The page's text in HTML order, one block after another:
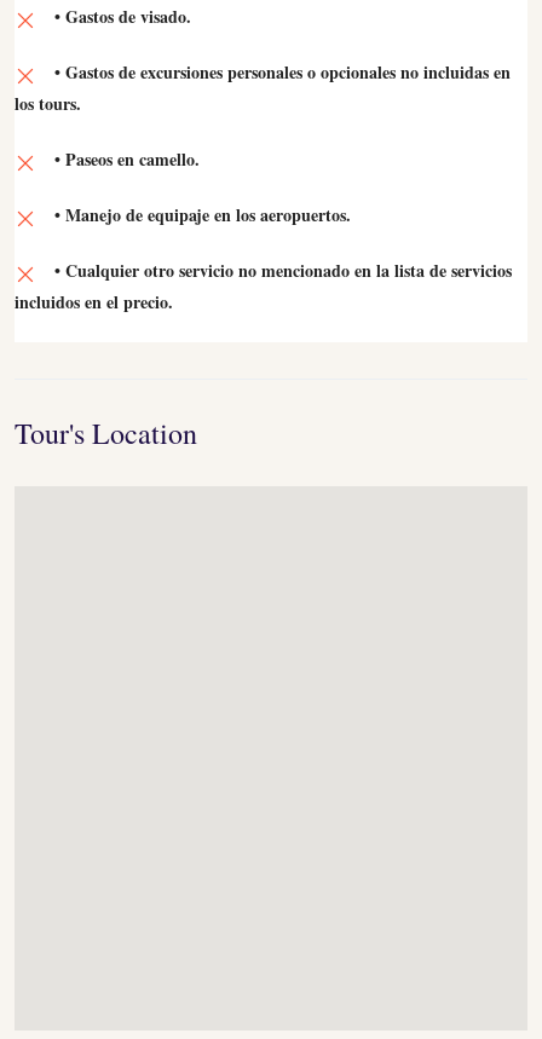
• Gastos de visado.
• Gastos de excursiones personales o opcionales no incluidas en
los tours.
• Paseos en camello.
• Manejo de equipaje en los aeropuertos.
• Cualquier otro servicio no mencionado en la lista de servicios
incluidos en el precio.
Tour's Location